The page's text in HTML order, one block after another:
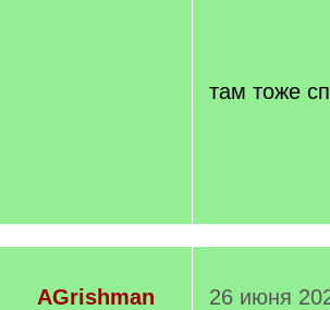
там тоже
AGrishman
26 июня